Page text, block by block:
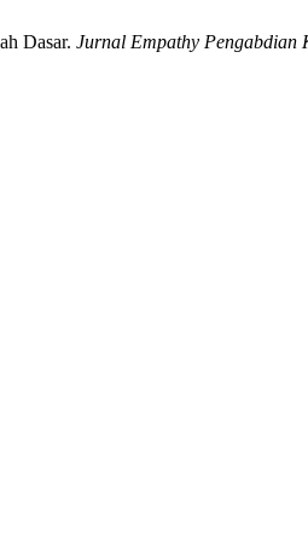
Dasar. Jurnal Empathy Pengabdian